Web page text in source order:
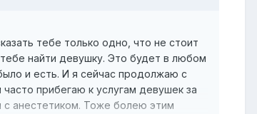
тебе только одно, что не стоит
найти девушку. Это будет в любом
и есть. И я сейчас продолжаю с
прибегаю к услугам девушек за
с анестетиком. Тоже болею этим